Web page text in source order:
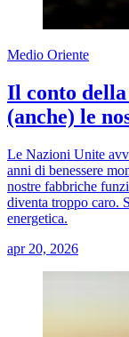
Medio Oriente
Il conto
(anche) le
Le Nazioni Unite
anni di benessere
nostre fabbriche
diventa troppo caro.
energetica.
apr 20, 2026